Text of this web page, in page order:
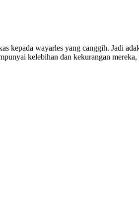
kepada wayarles yang canggih. Jadi
kelebihan dan kekurangan mereka,